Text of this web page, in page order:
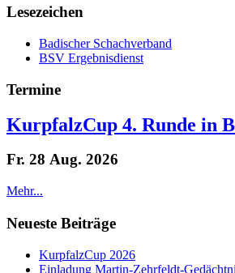
Lesezeichen
Badischer Schachverband
BSV Ergebnisdienst
Termine
KurpfalzCup 4. Runde in
Fr. 28 Aug. 2026
Mehr...
Neueste Beiträge
KurpfalzCup 2026
Einladung Martin-Zehrfeldt-